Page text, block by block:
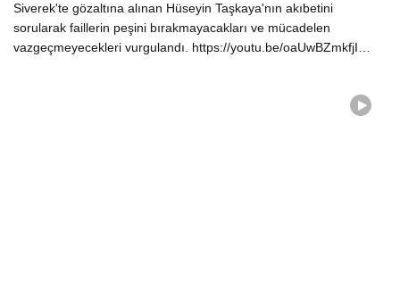
Siverek'te gözaltına alınan Hüseyin Taşkaya'nın akıbetini
sorularak faillerin peşini bırakmayacakları ve mücadelen
vazgeçmeyecekleri vurgulandı. https://youtu.be/oaUwBZmkfjI…